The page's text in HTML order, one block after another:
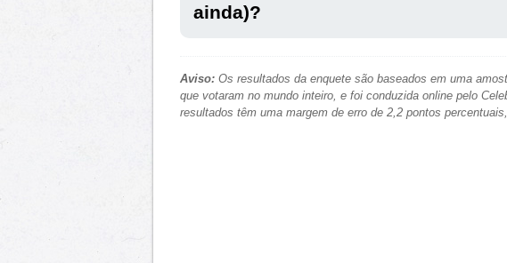
ainda)?
Aviso: Os resultados da enquete são baseados em uma
que votaram no mundo inteiro, e foi conduzida online pelo
resultados têm uma margem de erro de 2,2 pontos